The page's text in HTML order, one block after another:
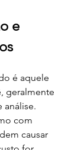
e
é aquele
geralmente
análise.
com
causar